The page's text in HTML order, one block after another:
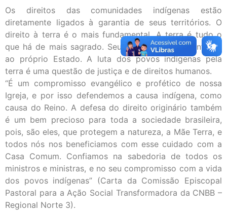
Os direitos das comunidades indígenas estão
diretamente ligados à garantia de seus territórios. O
direito à terra é o mais fundamental. A terra é tudo o
que há de mais sagrado. Seu direito à terra é anterior
ao próprio Estado. A luta dos povos indígenas pela
terra é uma questão de justiça e de direitos humanos.
“É um compromisso evangélico e profético de nossa
Igreja, e por isso defendemos a causa indígena, como
causa do Reino. A defesa do direito originário também
é um bem precioso para toda a sociedade brasileira,
pois, são eles, que protegem a natureza, a Mãe Terra, e
todos nós nos beneficiamos com esse cuidado com a
Casa Comum. Confiamos na sabedoria de todos os
ministros e ministras, e no seu compromisso com a vida
dos povos indígenas” (Carta da Comissão Episcopal
Pastoral para a Ação Social Transformadora da CNBB –
Regional Norte 3).